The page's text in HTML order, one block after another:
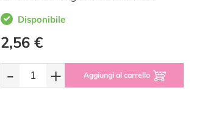
Disponibile
2,56 €
- + Aggiungi al carrello